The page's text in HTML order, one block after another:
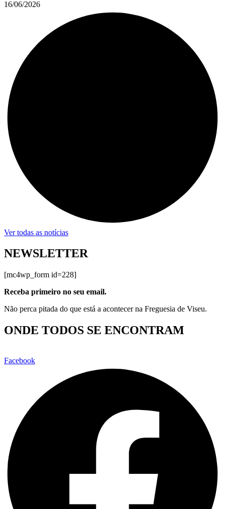
16/06/2026
Ver todas as notícias
NEWSLETTER
[mc4wp_form id=228]
Receba primeiro no seu email.
Não perca pitada do que está a acontecer na Freguesia de Viseu.
ONDE TODOS SE ENCONTRAM
Facebook